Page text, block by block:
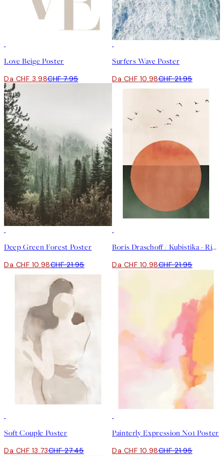
Love Beige Poster
Da CHF 3.98CHF 7.95
Surfers Wave Poster
Da CHF 10.98CHF 21.95
Deep Green Forest Poster
Da CHF 10.98CHF 21.95
Boris Draschoff / Kubistika - Rising Poster
Da CHF 10.98CHF 21.95
Soft Couple Poster
Da CHF 13.73CHF 27.45
Painterly Expression No1 Poster
Da CHF 10.98CHF 21.95